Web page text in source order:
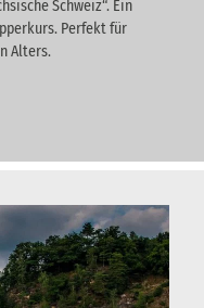
Schweiz“. Ein
Perfekt für
Alters.